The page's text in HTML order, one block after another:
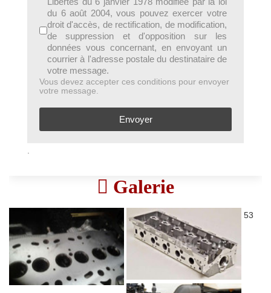
du 6 août 2004, vous pouvez exercer votre
droit d'accès, de rectification, de modification,
de suppression et d'opposition sur les
données vous concernant, en envoyant un
courrier à l'adresse postale du destinataire de
votre message.
Vous devez accepter ces conditions pour envoyer
votre message.
Envoyer
Galerie
53